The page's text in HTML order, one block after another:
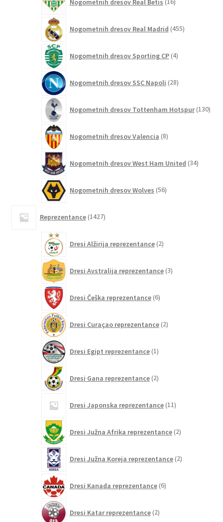
izdelkov
Nogometnih dresov Real Madrid 455izdelkov
Nogometnih dresov Sporting CP 4izdelki
Nogometnih dresov SSC Napoli 28izdelkov
Nogometnih dresov Tottenham Hotspur 130
Nogometnih dresov Valencia 8izdelkov
Nogometnih dresov West Ham United 34izdelkov
Nogometnih dresov Wolves 56izdelkov
Reprezentance 1427izdelkov
Dresi Alžirija reprezentance 2izdelka
Dresi Avstralija reprezentance 3izdelki
Dresi Češka reprezentance 6izdelkov
Dresi Curaçao reprezentance 2izdelka
Dresi Egipt reprezentance 1izdelek
Dresi Gana reprezentance 2izdelka
Dresi Japonska reprezentance 11izdelkov
Dresi Južna Afrika reprezentance 2izdelka
Dresi Južna Koreja reprezentance 2izdelka
Dresi Kanada reprezentance 6izdelkov
Dresi Katar reprezentance 2izdelka